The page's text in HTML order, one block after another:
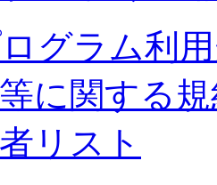
グラム利
に関する
リスト